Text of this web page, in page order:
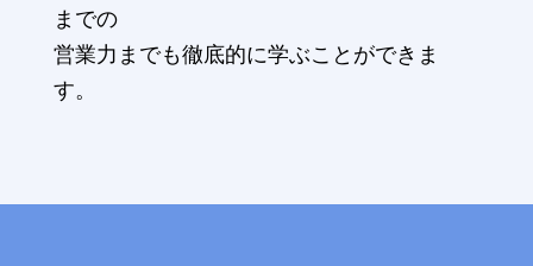
までの
営業力までも徹底的に学ぶことができま
す。